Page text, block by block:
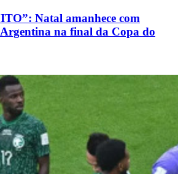
Natal amanhece com
na final da Copa do